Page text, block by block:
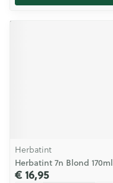
Herbatint
Herbatint 7n Blond 170ml
€ 16,95